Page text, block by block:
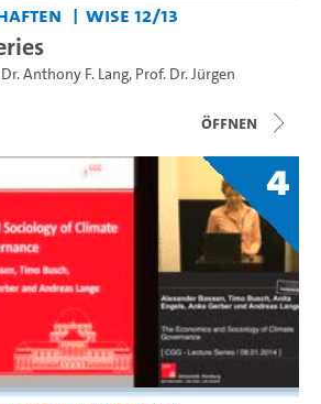
WiSe 12/13
Dr. Anthony F. Lang, Prof. Dr. Jürgen
Öffnen
4